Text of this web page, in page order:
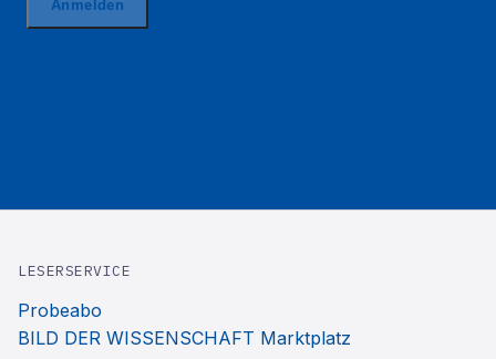
LESERSERVICE
Probeabo
BILD DER WISSENSCHAFT Marktplatz